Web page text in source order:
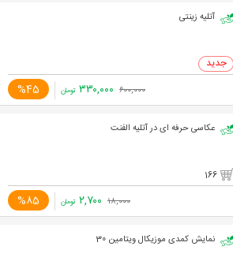
آتلیه زینتی
%45 ۶۰۰,۰۰۰ ۳۳۰,۰۰۰ تومان
عکاسی حرفه ای در آتلیه الفنت
166
%85 ۱۸,۰۰۰ ۲,۷۰۰ تومان
نمایش کمدی موزیکال ویتامین 30